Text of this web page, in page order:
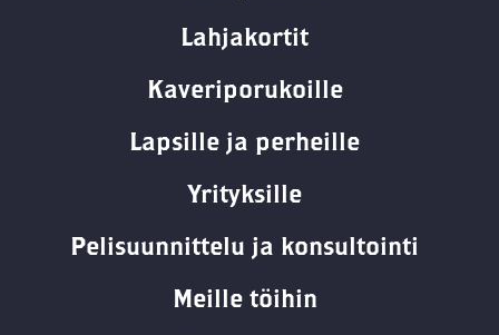
Lahjakortit
Kaveriporukoille
Lapsille ja perheille
Yrityksille
Pelisuunnittelu ja konsultointi
Meille töihin